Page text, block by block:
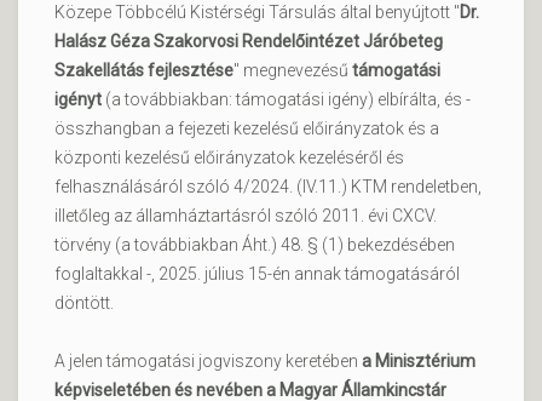
Közepe Többcélú Kistérségi Társulás által benyújtott "Dr.
Halász Géza Szakorvosi Rendelőintézet Járóbeteg
Szakellátás fejlesztése" megnevezésű támogatási
igényt (a továbbiakban: támogatási igény) elbírálta, és -
összhangban a fejezeti kezelésű előirányzatok és a
központi kezelésű előirányzatok kezeléséről és
felhasználásáról szóló 4/2024. (IV.11.) KTM rendeletben,
illetőleg az államháztartásról szóló 2011. évi CXCV.
törvény (a továbbiakban Áht.) 48. § (1) bekezdésében
foglaltakkal -, 2025. július 15-én annak támogatásáról
döntött.
A jelen támogatási jogviszony keretében a Minisztérium
képviseletében és nevében a Magyar Államkincstár